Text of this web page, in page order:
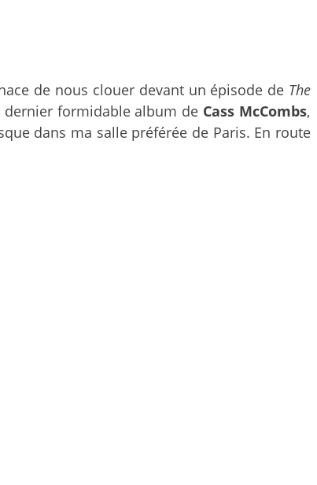
de nous clouer devant un épisode de The
dernier formidable album de Cass McCombs,
dans ma salle préférée de Paris. En route